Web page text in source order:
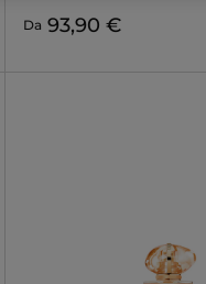
Da 93,90 €